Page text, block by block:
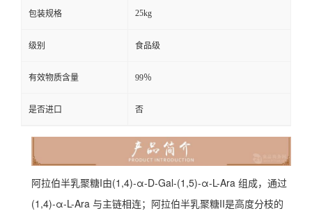
包装规格 25kg
级别 食品级
有效物质含量 99％
是否进口 否
阿拉伯半乳聚糖I由(1,4)-α-D-Gal-(1,5)-α-L-Ara 组成，通过
(1,4)-α-L-Ara 与主链相连；阿拉伯半乳聚糖II是高度分枝的